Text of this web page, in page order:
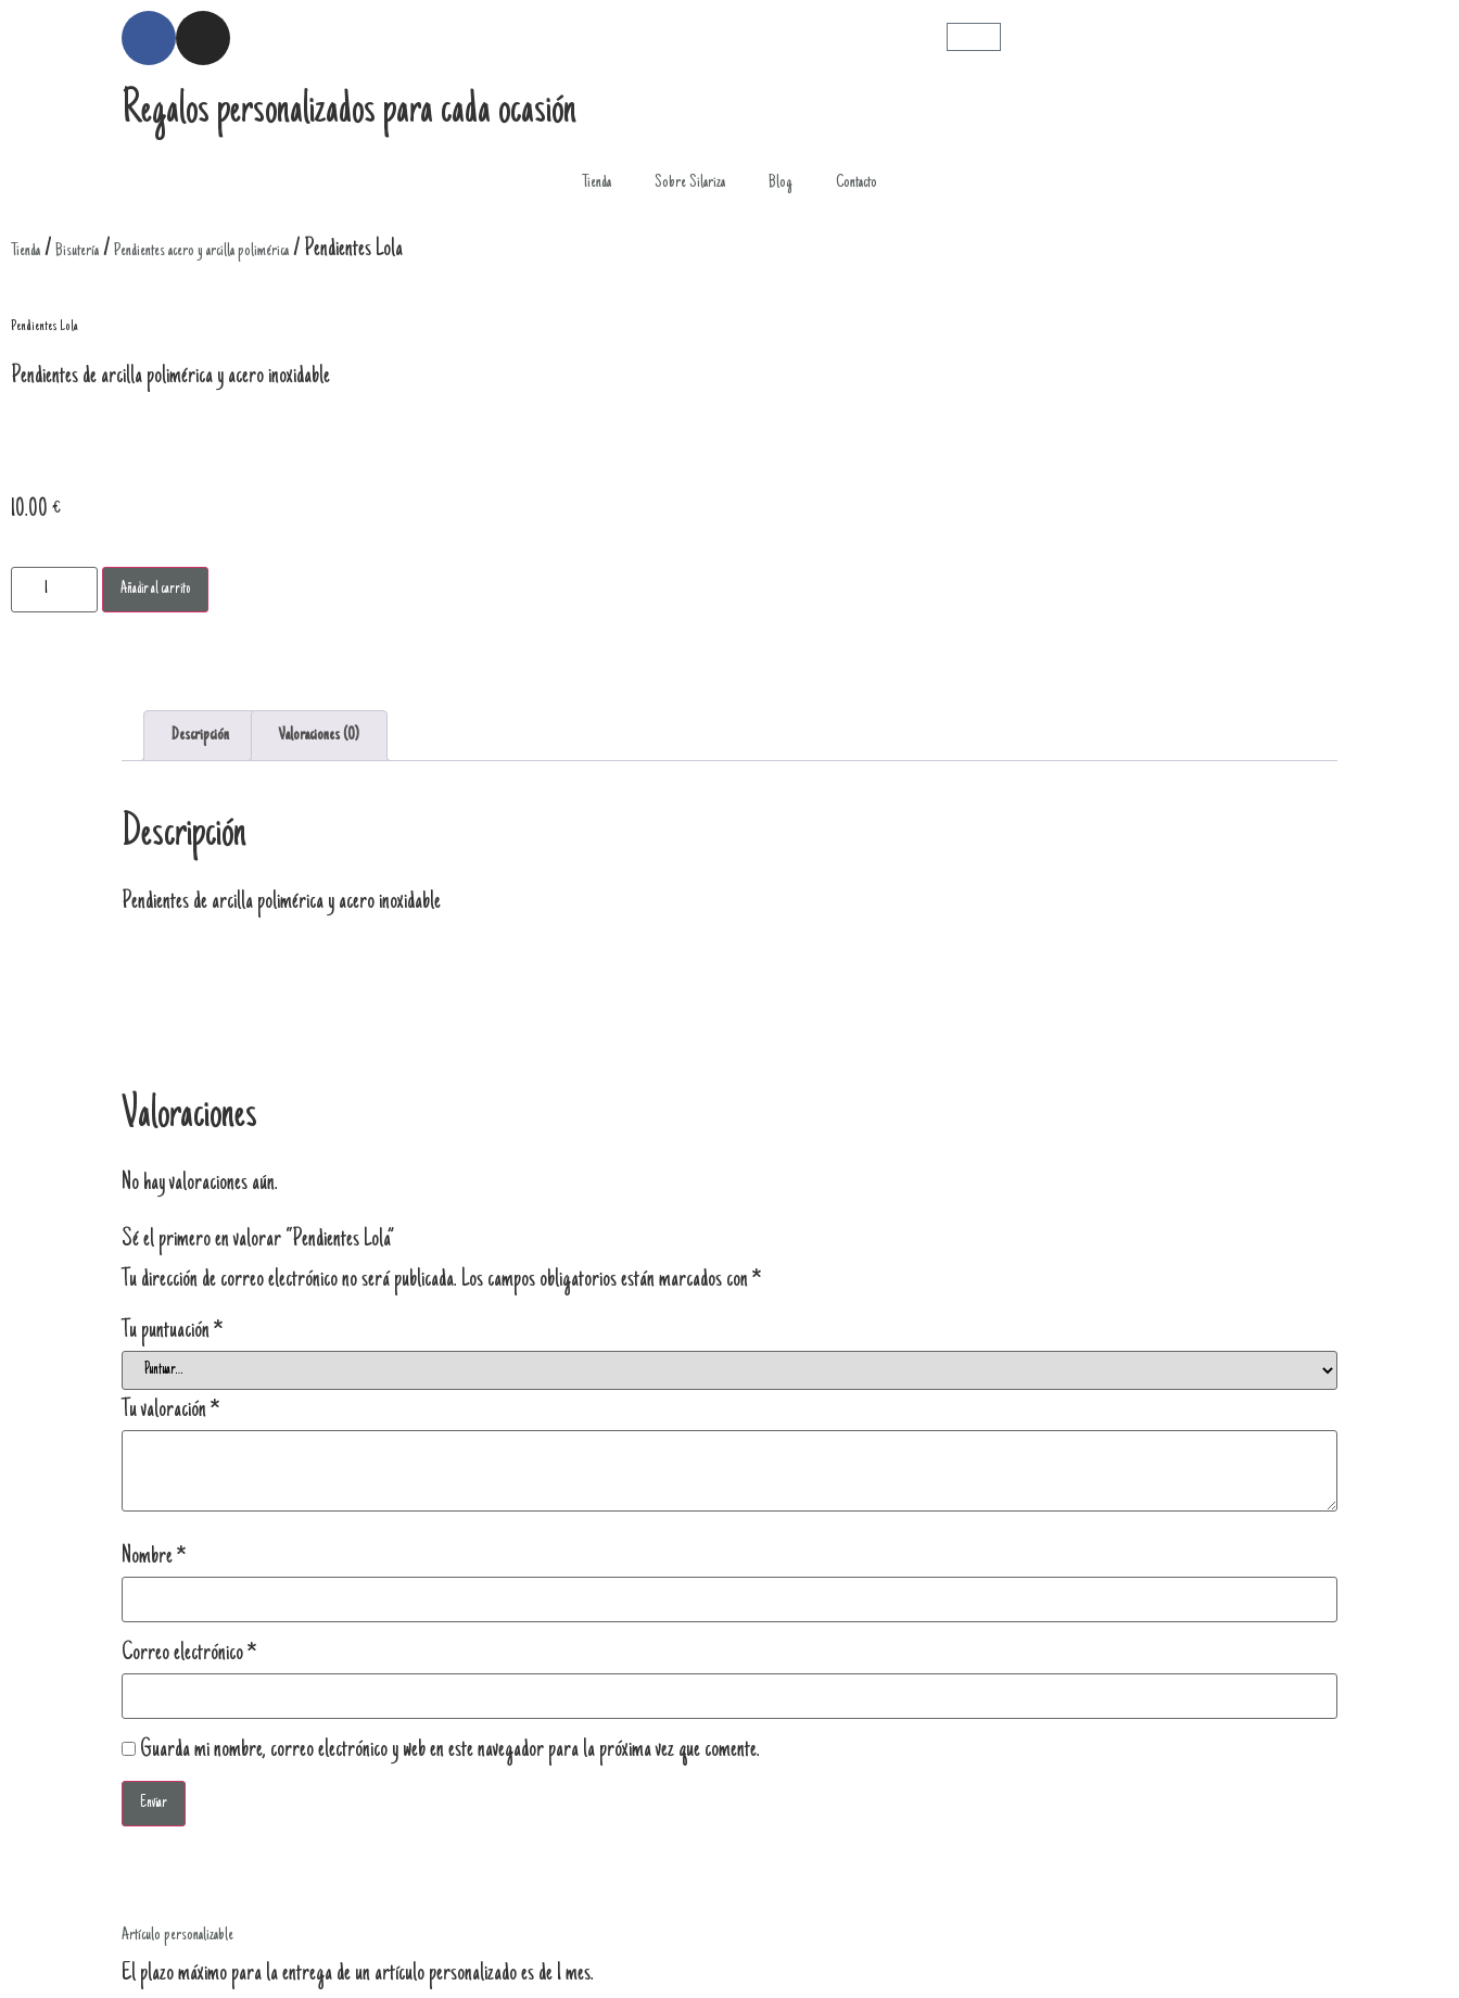
Regalos personalizados para cada ocasión
Tienda Sobre Silariza Blog Contacto
Tienda / Bisutería / Pendientes acero y arcilla polimérica / Pendientes Lola
Pendientes Lola
Pendientes de arcilla polimérica y acero inoxidable
10.00 €
Añadir al carrito
Descripción Valoraciones (0)
Descripción
Pendientes de arcilla polimérica y acero inoxidable
Valoraciones
No hay valoraciones aún.
Sé el primero en valorar “Pendientes Lola”
Tu dirección de correo electrónico no será publicada. Los campos obligatorios están marcados con*
Tu puntuación*
Tu valoración*
Nombre*
Correo electrónico*
Guarda mi nombre, correo electrónico y web en este navegador para la próxima vez que comente.
Artículo personalizable
El plazo máximo para la entrega de un artículo personalizado es de 1 mes.